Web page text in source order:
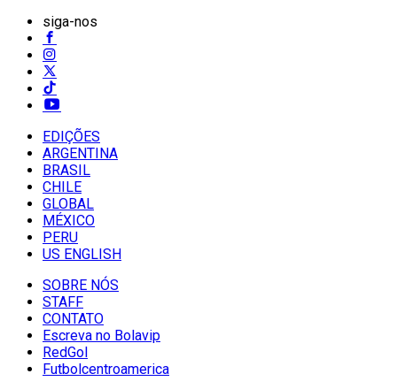
siga-nos
EDIÇÕES
ARGENTINA
BRASIL
CHILE
GLOBAL
MÉXICO
PERU
US ENGLISH
SOBRE NÓS
STAFF
CONTATO
Escreva no Bolavip
RedGol
Futbolcentroamerica